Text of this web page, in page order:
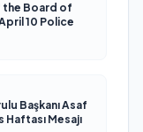
the Board of
10 Police
Başkanı Asaf
Mesajı